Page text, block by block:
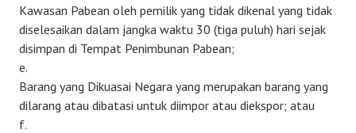
Kawasan Pabean oleh pemilik yang tidak dikenal yang tidak
diselesaikan dalam jangka waktu 30 (tiga puluh) hari sejak
disimpan di Tempat Penimbunan Pabean;
e.
Barang yang Dikuasai Negara yang merupakan barang yang
dilarang atau dibatasi untuk diimpor atau diekspor; atau
f.